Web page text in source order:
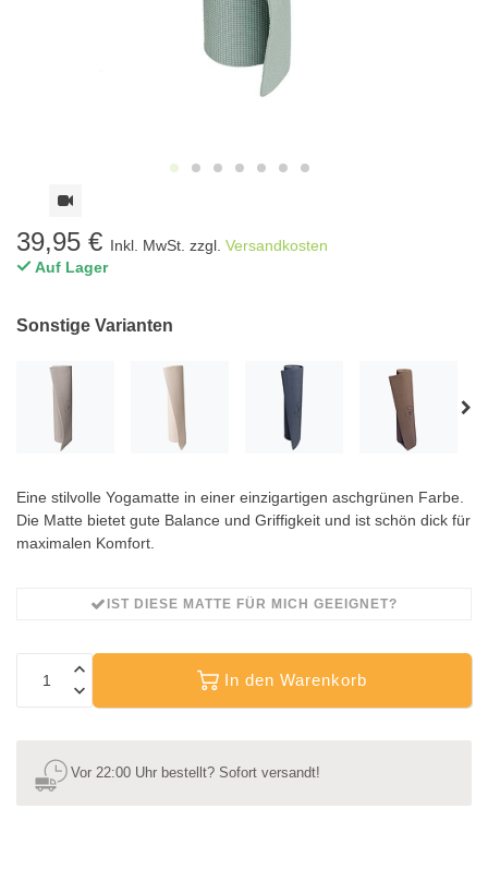
39,95 € Inkl. MwSt. zzgl. Versandkosten
Auf Lager
Sonstige Varianten
Eine stilvolle Yogamatte in einer einzigartigen aschgrünen Farbe.
Die Matte bietet gute Balance und Griffigkeit und ist schön dick für
maximalen Komfort.
IST DIESE MATTE FÜR MICH GEEIGNET?
In den Warenkorb
Vor 22:00 Uhr bestellt? Sofort versandt!